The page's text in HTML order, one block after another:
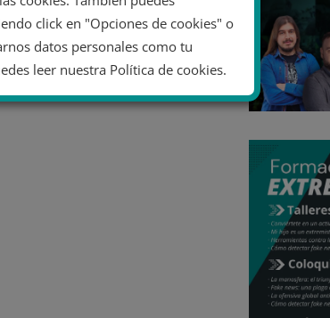
click en "Opciones de cookies" o
datos personales como tu
leer nuestra Política de cookies.